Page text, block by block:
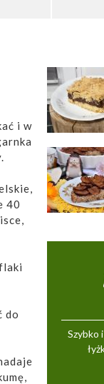
i w
40
do
Szybko